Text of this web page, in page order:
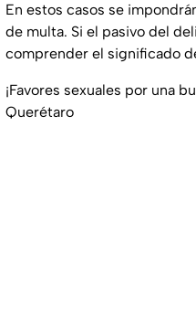
En estos casos se
de multa. Si el pasivo del
comprender el significado
¡Favores sexuales por una
Querétaro